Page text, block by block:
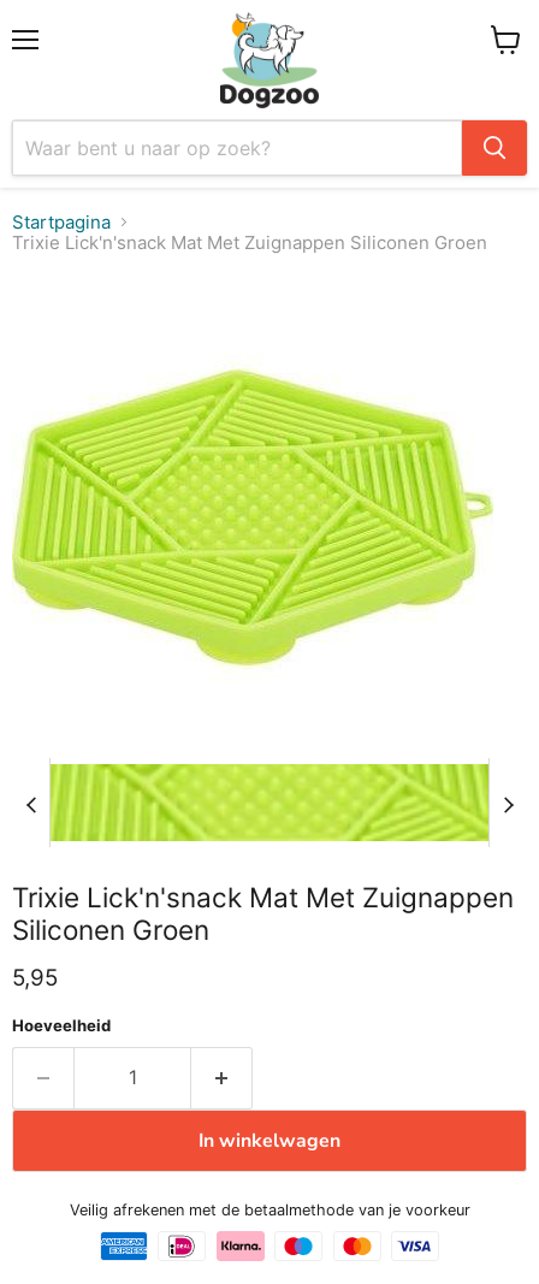
Startpagina
Trixie Lick'n'snack Mat Met Zuignappen Siliconen Groen
Trixie Lick'n'snack Mat Met Zuignappen
Siliconen Groen
Huidige prijs
5,95
Hoeveelheid
In winkelwagen
Veilig afrekenen met de betaalmethode van je voorkeur